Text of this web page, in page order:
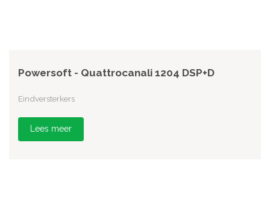
Powersoft - Quattrocanali 1204 DSP+D
Eindversterkers
Lees meer